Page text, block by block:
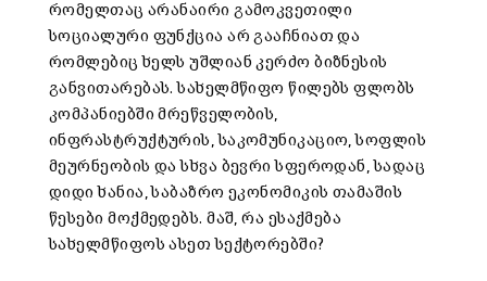
რომელთაც არანაირი გამოკვეთილი
სოციალური ფუნქცია არ გააჩნიათ და
რომლებიც ხელს უშლიან კერძო ბიზნესის
განვითარებას. სახელმწიფო წილებს ფლობს
კომპანიებში მრეწველობის,
ინფრასტრუქტურის, საკომუნიკაციო, სოფლის
მეურნეობის და სხვა ბევრი სფეროდან, სადაც
დიდი ხანია, საბაზრო ეკონომიკის თამაშის
წესები მოქმედებს. მაშ, რა ესაქმება
სახელმწიფოს ასეთ სექტორებში?